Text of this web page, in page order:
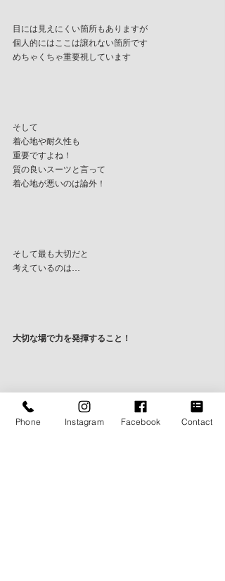
目には見えにくい箇所もありますが
個人的にはここは譲れない箇所です
めちゃくちゃ重要視しています
そして
着心地や耐久性も
重要ですよね！
質の良いスーツと言って
着心地が悪いのは論外！
そして最も大切だと
考えているのは…
大切な場で力を発揮すること！
ビジネスの場かもしれません
お子様やご家族の大切な場かもしれません
Phone Instagram Facebook Contact